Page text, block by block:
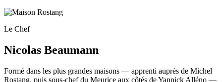
Le Chef
Nicolas Beaumann
Formé dans les plus grandes maisons — apprenti auprès de Michel
Rostang, puis sous-chef du Meurice aux côtés de Yannick Alléno —